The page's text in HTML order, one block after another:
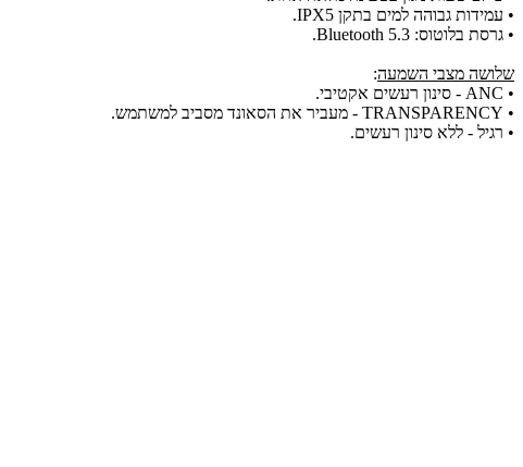
• עמידות גבוהה למים בתקן IPX5.
• גרסת בלוטוס: Bluetooth 5.3.
שלושה מצבי השמעה:
• ANC - סינון רעשים אקטיבי.
• TRANSPARENCY - מעביר את הסאונד מסביב למשתמש.
• רגיל - ללא סינון רעשים.